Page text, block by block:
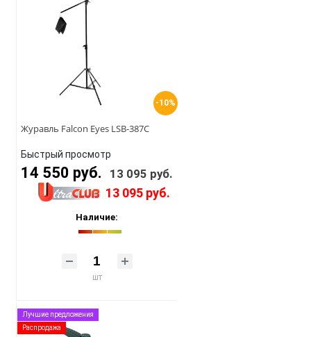
-10%
Журавль Falcon Eyes LSB-387C
Быстрый просмотр
14 550 руб. 13 095 руб.
13 095 руб.
Наличие:
шт
Лучшие предложения
Распродажа